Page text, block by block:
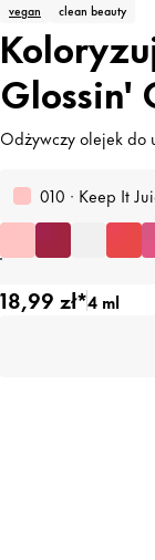
vegan clean beauty
Glossin'
Odżywczy olejek do
010 · Keep It
18,99 zł*4 ml